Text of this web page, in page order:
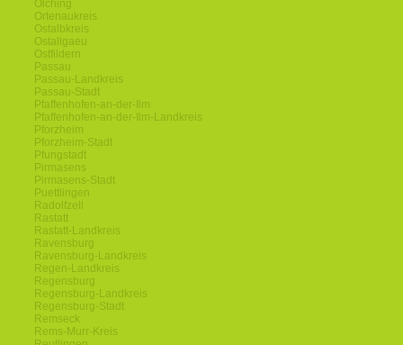
Olching
Ortenaukreis
Ostalbkreis
Ostallgaeu
Ostfildern
Passau
Passau-Landkreis
Passau-Stadt
Pfaffenhofen-an-der-Ilm
Pfaffenhofen-an-der-Ilm-Landkreis
Pforzheim
Pforzheim-Stadt
Pfungstadt
Pirmasens
Pirmasens-Stadt
Puettlingen
Radolfzell
Rastatt
Rastatt-Landkreis
Ravensburg
Ravensburg-Landkreis
Regen-Landkreis
Regensburg
Regensburg-Landkreis
Regensburg-Stadt
Remseck
Rems-Murr-Kreis